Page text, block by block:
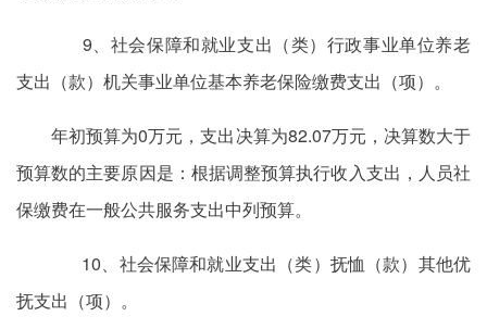
9、社会保障和就业支出（类）行政事业单位养老
支出（款）机关事业单位基本养老保险缴费支出（项）。
年初预算为0万元，支出决算为82.07万元，决算数大于
预算数的主要原因是：根据调整预算执行收入支出，人员社
保缴费在一般公共服务支出中列预算。
10、社会保障和就业支出（类）抚恤（款）其他优
抚支出（项）。